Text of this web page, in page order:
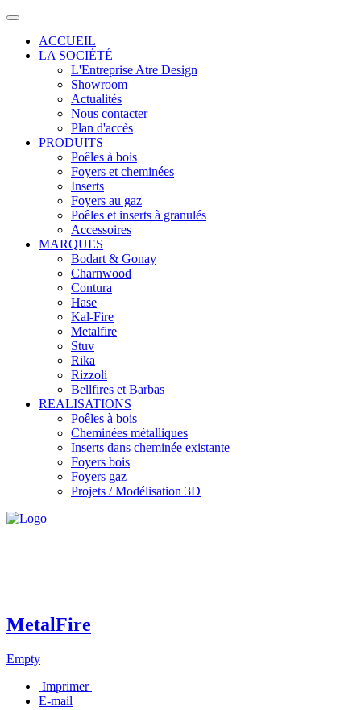
ACCUEIL
LA SOCIÉTÉ
L'Entreprise Atre Design
Showroom
Actualités
Nous contacter
Plan d'accès
PRODUITS
Poêles à bois
Foyers et cheminées
Inserts
Foyers au gaz
Poêles et inserts à granulés
Accessoires
MARQUES
Bodart & Gonay
Charnwood
Contura
Hase
Kal-Fire
Metalfire
Stuv
Rika
Rizzoli
Bellfires et Barbas
REALISATIONS
Poêles à bois
Cheminées métalliques
Inserts dans cheminée existante
Foyers bois
Foyers gaz
Projets / Modélisation 3D
MetalFire
Empty
Imprimer
E-mail